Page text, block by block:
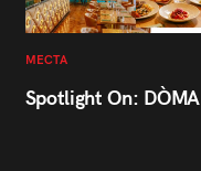
МЕСТА
Spotlight On: DÒMA